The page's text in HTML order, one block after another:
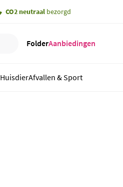
CO2 neutraal bezorgd
FolderAanbiedingen
HuisdierAfvallen & Sport